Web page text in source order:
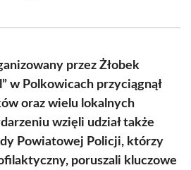
przez Żłobek
w Polkowicach przyciągnął
oraz wielu lokalnych
wzięli udział także
Powiatowej Policji, którzy
poruszali kluczowe